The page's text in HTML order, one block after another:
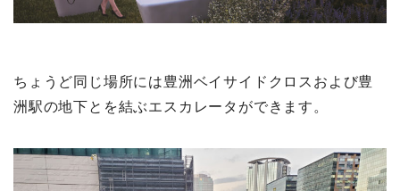
ちょうど同じ場所には豊洲ベイサイドクロスおよび豊
洲駅の地下とを結ぶエスカレータができます。